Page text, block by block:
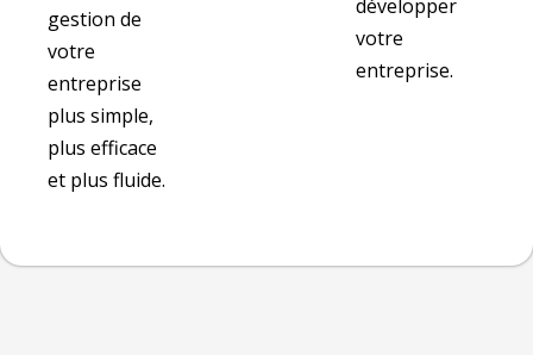
gestion de
votre
entreprise
plus simple,
plus efficace
et plus fluide.
développer
votre
entreprise.